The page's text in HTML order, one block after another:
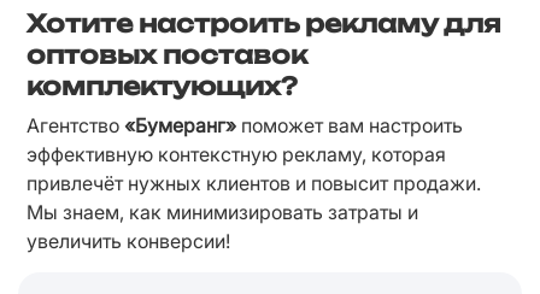
Хотите настроить рекламу для
оптовых поставок
комплектующих?
Агентство «Бумеранг» поможет вам настроить
эффективную контекстную рекламу, которая
привлечёт нужных клиентов и повысит продажи.
Мы знаем, как минимизировать затраты и
увеличить конверсии!